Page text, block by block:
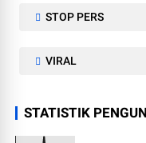
STOP PERS
VIRAL
STATISTIK